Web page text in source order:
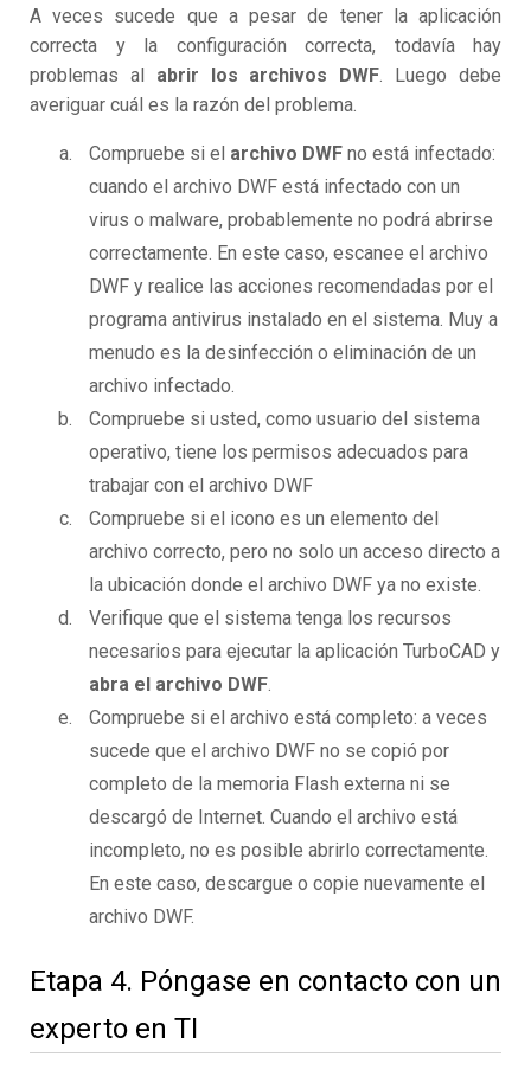
A veces sucede que a pesar de tener la aplicación
correcta y la configuración correcta, todavía hay
problemas al abrir los archivos DWF. Luego debe
averiguar cuál es la razón del problema.
Compruebe si el archivo DWF no está infectado:
cuando el archivo DWF está infectado con un
virus o malware, probablemente no podrá abrirse
correctamente. En este caso, escanee el archivo
DWF y realice las acciones recomendadas por el
programa antivirus instalado en el sistema. Muy a
menudo es la desinfección o eliminación de un
archivo infectado.
Compruebe si usted, como usuario del sistema
operativo, tiene los permisos adecuados para
trabajar con el archivo DWF
Compruebe si el icono es un elemento del
archivo correcto, pero no solo un acceso directo a
la ubicación donde el archivo DWF ya no existe.
Verifique que el sistema tenga los recursos
necesarios para ejecutar la aplicación TurboCAD y
abra el archivo DWF.
Compruebe si el archivo está completo: a veces
sucede que el archivo DWF no se copió por
completo de la memoria Flash externa ni se
descargó de Internet. Cuando el archivo está
incompleto, no es posible abrirlo correctamente.
En este caso, descargue o copie nuevamente el
archivo DWF.
Etapa 4. Póngase en contacto con un
experto en TI